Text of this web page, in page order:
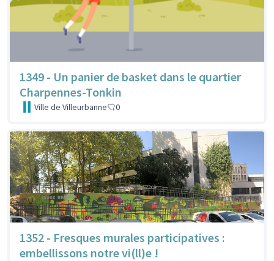
1349 - Un panier de basket dans le quartier
Charpennes-Tonkin
Ville de Villeurbanne 0
1352 - Fresques murales participatives :
embellissons notre vi(ll)e !